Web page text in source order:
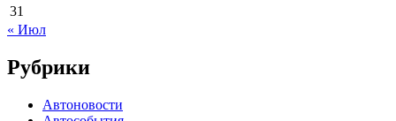
31
« Июл
Рубрики
Автоновости